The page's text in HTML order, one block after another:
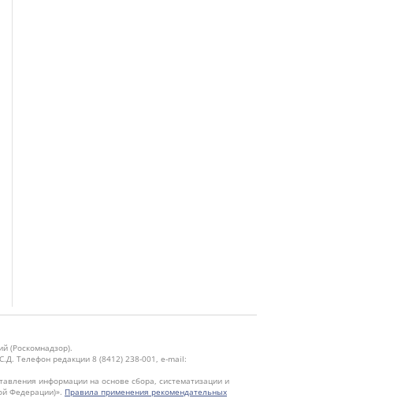
(Роскомнадзор).
Телефон редакции 8 (8412) 238-001, e-mail:
информации на основе сбора, систематизации и
Федерации)». Правила применения рекомендательных